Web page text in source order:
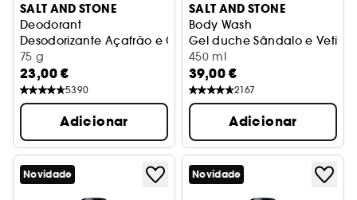
SALT AND STONE
Deodorant
Desodorizante Açafrão e Cedro
75 g
23,00 €
5390
Adicionar
SALT AND STONE
Body Wash
Gel duche Sândalo e Vetiver
450 ml
39,00 €
2167
Adicionar
Novidade Novidade